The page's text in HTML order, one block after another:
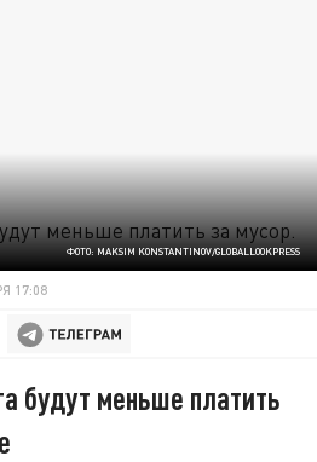
ФОТО: MAKSIM KONSTANTINOV/GLOBALLOOKPRESS
17:08
будут меньше платить